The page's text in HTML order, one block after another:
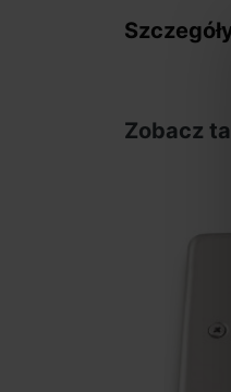
Zobacz